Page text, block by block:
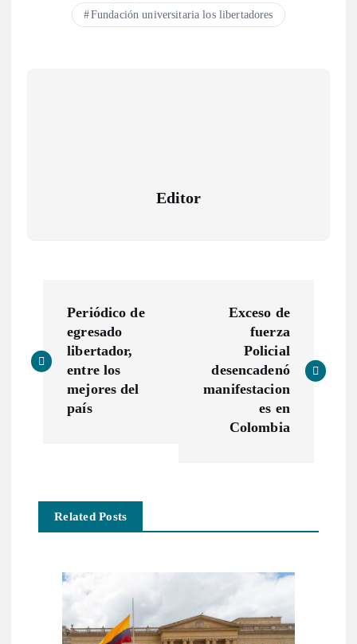
Fundación universitaria los libertadores
Editor
v
a
c
Periódico de
egresado
libertador,
entre los
mejores del
país
Exceso de
fuerza
Policial
desencadenó
manifestacion
es en
Colombia
Related Posts